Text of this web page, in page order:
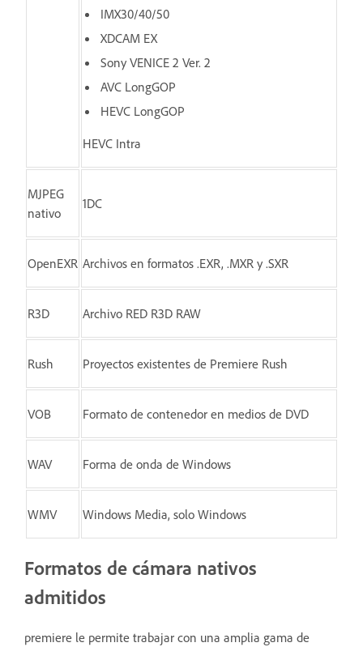
IMX30/40/50
XDCAM EX
Sony VENICE 2 Ver. 2
AVC LongGOP
HEVC LongGOP
HEVC Intra
MJPEG
nativo
1DC
OpenEXR Archivos en formatos .EXR, .MXR y .SXR
R3D Archivo RED R3D RAW
Rush Proyectos existentes de Premiere Rush
VOB Formato de contenedor en medios de DVD
WAV Forma de onda de Windows
WMV Windows Media, solo Windows
Formatos de cámara nativos
admitidos
premiere le permite trabajar con una amplia gama de